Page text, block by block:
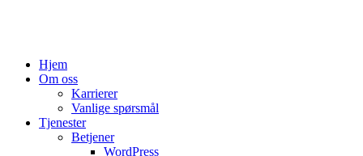
Hjem
Om oss
Karrierer
Vanlige spørsmål
Tjenester
Betjener
WordPress